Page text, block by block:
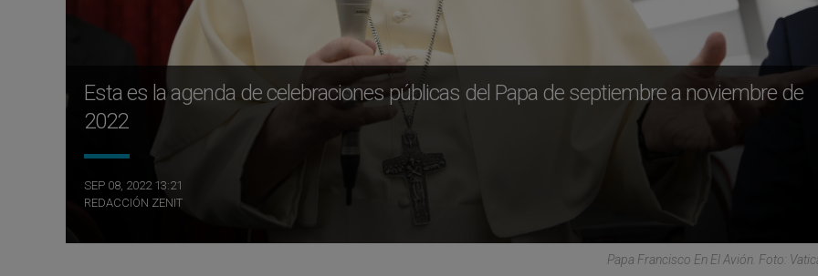
Esta es la agenda de celebraciones públicas del Papa de septiembre a noviembre de
2022
SEP 08, 2022 13:21
REDACCIÓN ZENIT
Papa Francisco En El Avión. Foto: